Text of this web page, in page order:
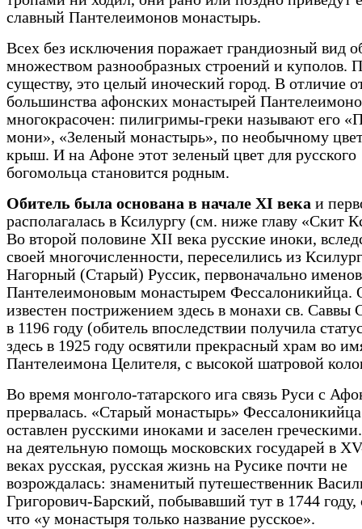
славный Пантелеимонов монастырь.
Всех без исключения поражает грандиозный вид
множеством разнообразных строений и куполов.
существу, это целый иноческий город. В отличие
большинства афонских монастырей
многокрасочен: пилигримы-греки называют его
мони», «Зеленый монастырь», по необычному
крыш. И на Афоне этот зеленый цвет для русского
богомольца становится родным.
Обитель была основана в начале XI века и
располагалась в Ксилургу (см. ниже главу «Скит
Во второй половине XII века русские иноки,
своей многочисленности, переселились из
Нагорный (Старый) Руссик, первоначально
Пантелеимоновым монастырем Фессалоникийца.
известен пострижением здесь в монахи св. Саввы
в 1196 году (обитель впоследствии получила
здесь в 1925 году освятили прекрасный храм во
Пантелеимона Целителя, с высокой шатровой
Во время монголо-татарского ига связь Руси с
прервалась. «Старый монастырь»
оставлен русскими иноками и заселен
на деятельную помощь московских государей в
веках русская, русская жизнь на Русике почти не
возрождалась: знаменитый путешественник
Григорович-Барский, побывавший тут в 1744
что «у монастыря только название русское».